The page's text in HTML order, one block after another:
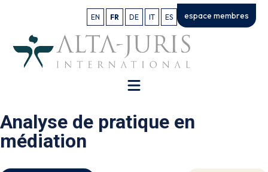
EN FR DE IT ES espace membres
Analyse de pratique en
médiation